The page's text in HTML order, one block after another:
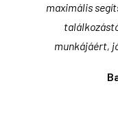
maximális
munkájáért,